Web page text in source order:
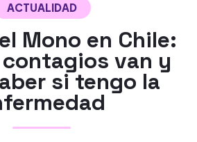
ACTUALIDAD
Mono en Chile:
van y
si tengo la